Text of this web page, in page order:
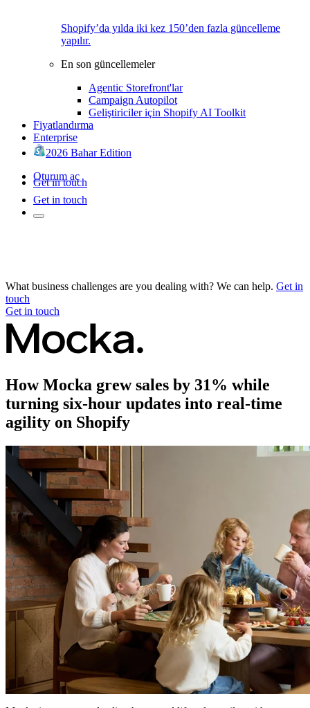
Shopify’da yılda iki kez 150’den fazla güncelleme
yapılır.
En son güncellemeler
Agentic Storefront'lar
Campaign Autopilot
Geliştiriciler için Shopify AI Toolkit
Fiyatlandırma
Enterprise
2026 Bahar Edition
Oturum aç
Get in touch
Get in touch
What business challenges are you dealing with? We can help. Get in
touch
Get in touch
How Mocka grew sales by 31% while
turning six-hour updates into real-time
agility on Shopify